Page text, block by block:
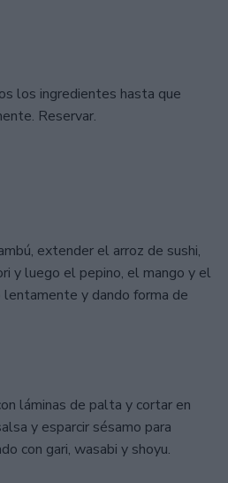
los ingredientes hasta que
Reservar.
extender el arroz de sushi,
y luego el pepino, el mango y el
y dando forma de
láminas de palta y cortar en
y esparcir sésamo para
con gari, wasabi y shoyu.